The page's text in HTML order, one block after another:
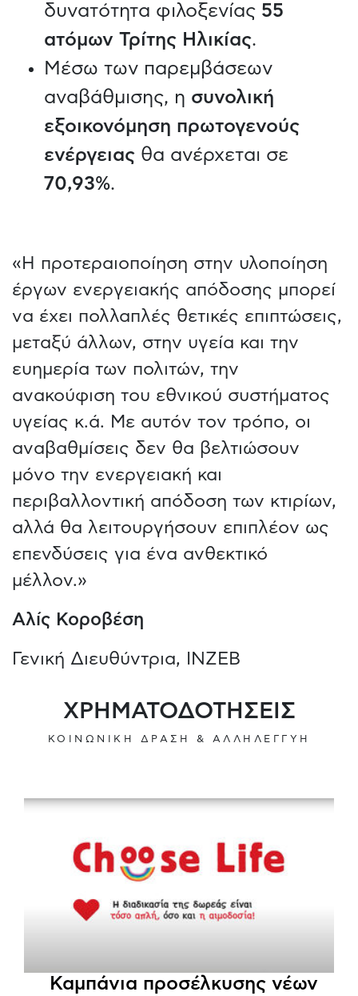
δυνατότητα φιλοξενίας 55
ατόμων Τρίτης Ηλικίας.
Μέσω των παρεμβάσεων
αναβάθμισης, η συνολική
εξοικονόμηση πρωτογενούς
ενέργειας θα ανέρχεται σε
70,93%.
«Η προτεραιοποίηση στην υλοποίηση
έργων ενεργειακής απόδοσης μπορεί
να έχει πολλαπλές θετικές επιπτώσεις,
μεταξύ άλλων, στην υγεία και την
ευημερία των πολιτών, την
ανακούφιση του εθνικού συστήματος
υγείας κ.ά. Με αυτόν τον τρόπο, οι
αναβαθμίσεις δεν θα βελτιώσουν
μόνο την ενεργειακή και
περιβαλλοντική απόδοση των κτιρίων,
αλλά θα λειτουργήσουν επιπλέον ως
επενδύσεις για ένα ανθεκτικό
μέλλον.»
Αλίς Κοροβέση
Γενική Διευθύντρια, ΙΝΖΕΒ
ΧΡΗΜΑΤΟΔΟΤΗΣΕΙΣ
ΚΟΙΝΩΝΙΚΗ ΔΡΑΣΗ & ΑΛΛΗΛΕΓΓΥΗ
Καμπάνια προσέλκυσης νέων